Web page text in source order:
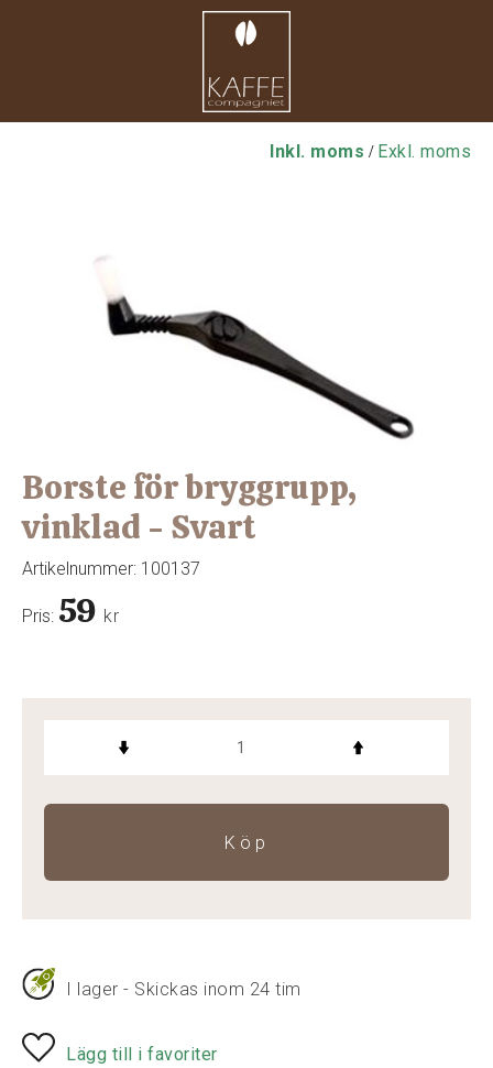
Inkl. moms / Exkl. moms
Borste för bryggrupp,
vinklad - Svart
Artikelnummer: 100137
Pris: 59 kr
Köp
I lager - Skickas inom 24 tim
Lägg till i favoriter